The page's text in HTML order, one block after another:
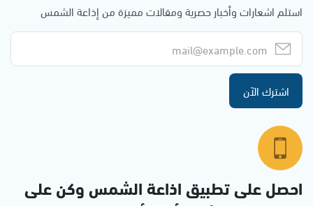
استلم اشعارات وأخبار حصرية ومقالات مميزة من إذاعة الشمس
اشترك الآن
احصل على تطبيق اذاعة الشمس وكن على